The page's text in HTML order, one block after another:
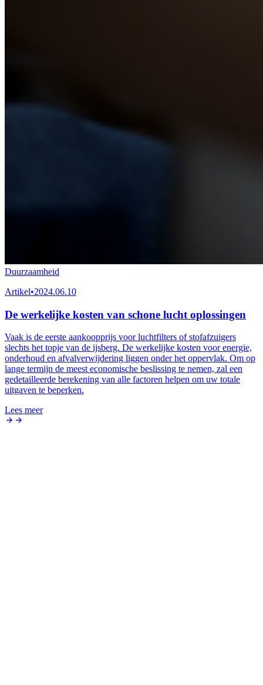
Duurzaamheid
Artikel•2024.06.10
De werkelijke kosten van schone lucht oplossingen
Vaak is de eerste aankoopprijs voor luchtfilters of stofafzuigers
slechts het topje van de ijsberg. De werkelijke kosten voor energie,
onderhoud en afvalverwijdering liggen onder het oppervlak. Om op
lange termijn de meest economische beslissing te nemen, zal een
gedetailleerde berekening van alle factoren helpen om uw totale
uitgaven te beperken.
Lees meer